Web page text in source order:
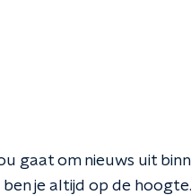
gaat om nieuws uit
je altijd op de